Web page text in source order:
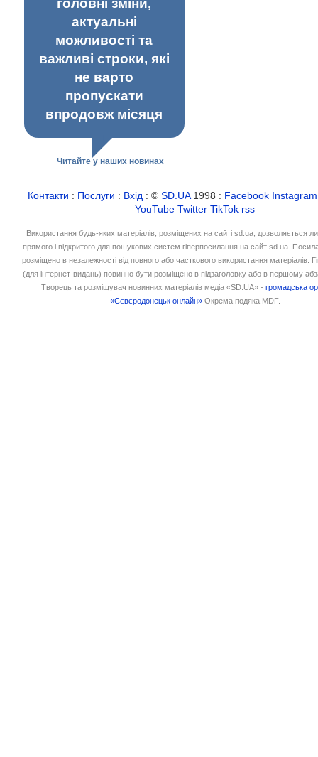
актуальні
можливості та
важливі строки, які
не варто
пропускати
впродовж місяця
Читайте у наших новинах
Контакти : Послуги : Вхід : ©SD.UA1998 : Facebook Instagram
YouTube Twitter TikTok rss
Використання будь-яких матеріалів, розміщених на сайті sd.ua, дозволяється
прямого і відкритого для пошукових систем гіперпосилання на сайт sd.ua.
розміщено в незалежності від повного або часткового використання матеріалів.
(для інтернет-видань) повинно бути розміщено в підзаголовку або в першому
Творець та розміщувач новинних матеріалів медіа «SD.UA» -громадська
«Сєвєродонецьк онлайн» Окрема подяка MDF.